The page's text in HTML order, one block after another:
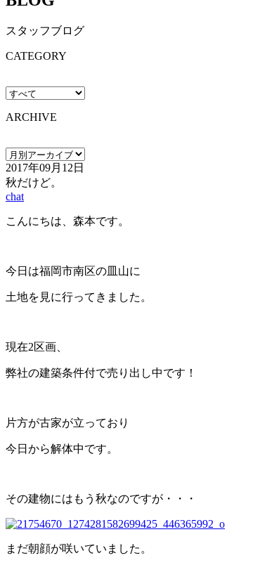
スタッフブログ
CATEGORY
ARCHIVE
2017年09月12日
秋だけど。
chat
こんにちは、森本です。
今日は福岡市南区の皿山に
土地を見に行ってきました。
現在2区画、
弊社の建築条件付で売り出し中です！
片方が古家が立っており
今日から解体中です。
その建物にはもう秋なのですが・・・
まだ朝顔が咲いていました。